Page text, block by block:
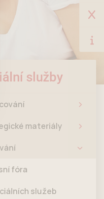
služby
materiály
fóra
služeb